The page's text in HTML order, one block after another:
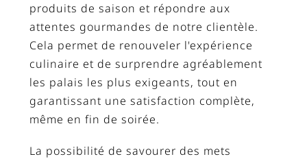
produits de saison et répondre aux
attentes gourmandes de notre clientèle.
Cela permet de renouveler l'expérience
culinaire et de surprendre agréablement
les palais les plus exigeants, tout en
garantissant une satisfaction complète,
même en fin de soirée.
La possibilité de savourer des mets